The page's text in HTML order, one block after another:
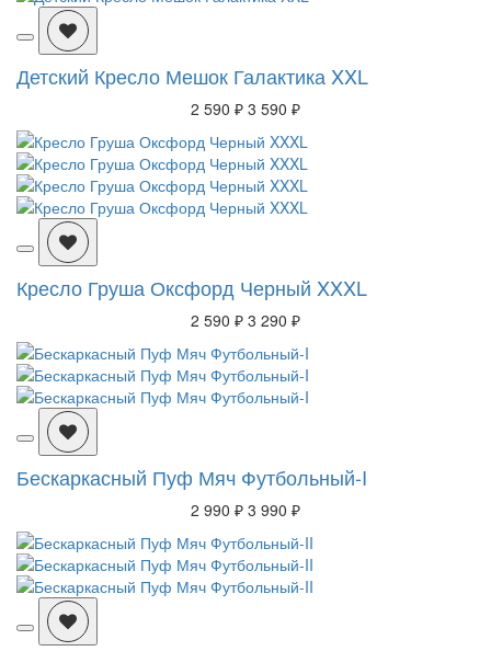
Детский Кресло Мешок Галактика XXL
2 590 ₽ 3 590 ₽
Кресло Груша Оксфорд Черный XXXL
2 590 ₽ 3 290 ₽
Бескаркасный Пуф Мяч Футбольный-I
2 990 ₽ 3 990 ₽